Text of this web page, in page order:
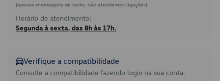
(apenas mensagens de texto, não atendemos ligações)
Horário de atendimento:
Segunda à sexta, das 8h às 17h.
Verifique a compatibilidade
Consulte a compatibilidade fazendo login na sua conta.